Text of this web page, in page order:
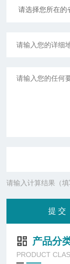
请输入计算结果（
产品分
PRODUCT